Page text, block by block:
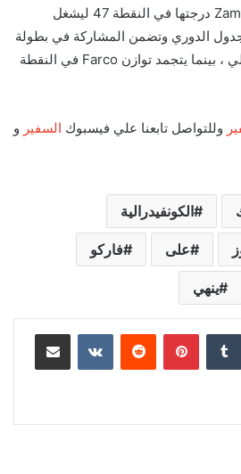
مع هذه النتيجة ، ترفع Zamalek درجتها في النقطة 47 ليشغل
الدوري وتضمن المشاركة في بطولة
كونفدرالية في الإصدار التالي ، بينما يتجمد توازن Farco في النقطة
وللتواصل تابعنا علي فيسبوك السفير و
الكونفيدرالية
على فاركو
ينهي
لينكدإن بينتيريست